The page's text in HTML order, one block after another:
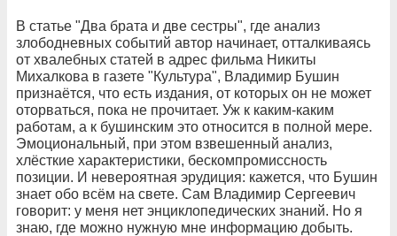
В статье "Два брата и две сестры", где анализ
злободневных событий автор начинает, отталкиваясь
от хвалебных статей в адрес фильма Никиты
Михалкова в газете "Культура", Владимир Бушин
признаётся, что есть издания, от которых он не может
оторваться, пока не прочитает. Уж к каким-каким
работам, а к бушинским это относится в полной мере.
Эмоциональный, при этом взвешенный анализ,
хлёсткие характеристики, бескомпромиссность
позиции. И невероятная эрудиция: кажется, что Бушин
знает обо всём на свете. Сам Владимир Сергеевич
говорит: у меня нет энциклопедических знаний. Но я
знаю, где можно нужную мне информацию добыть.